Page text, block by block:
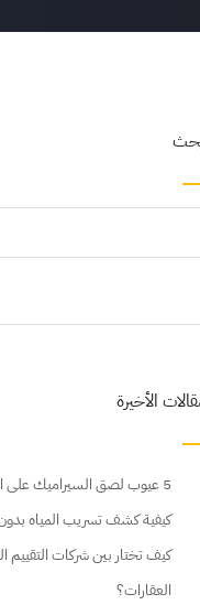
الأخيرة
5 عيوب لصق السيراميك على البلاط تندم عليها لاحقاً
كيفية كشف تسريب المياه بدون
كيف تختار بين شركات
العقارات؟